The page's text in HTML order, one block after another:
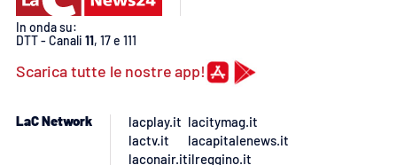
Reggio Calabria
In onda su:
DTT - Canali 11, 17 e 111
Scarica tutte le nostre app!
LaC Network
lacplay.it
lactv.it
laconair.it
lacitymag.it
lacapitalenews.it
ilreggino.it